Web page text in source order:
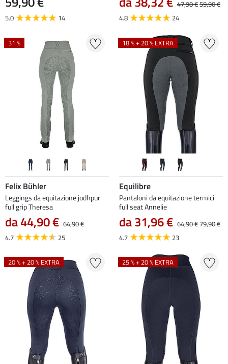
5.0 14
47,90 €59,90 €
4.8
24
31 %
Felix Bühler
Leggings da equitazione jodhpur
full grip Theresa
da 44,90 € 64,90 €
4.7
25
18 % + 20 % EXTRA
Equilibre
Pantaloni da equitazione termici
full seat Annelie
da 31,96 € 64,90 €79,90 €
4.7
23
20 % + 20 % EXTRA 25 % + 20 % EXTRA